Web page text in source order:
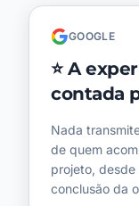
GOOGLE
⭐A
contada
Nada
de quem
projeto,
conclusão da